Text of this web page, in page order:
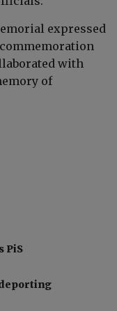
expressed
with
of
PiS